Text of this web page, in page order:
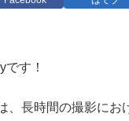
す！
、長時間の撮影にお